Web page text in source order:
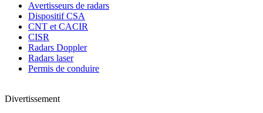
Avertisseurs de radars
Dispositif CSA
CNT et CACIR
CISR
Radars Doppler
Radars laser
Permis de conduire
Divertissement